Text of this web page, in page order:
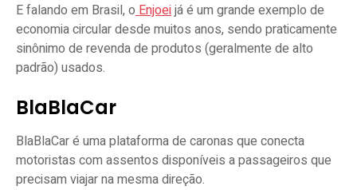
E falando em Brasil, oEnjoeijá é um grande exemplo de
economia circular desde muitos anos, sendo praticamente
sinônimo de revenda de produtos (geralmente de alto
padrão) usados.
BlaBlaCar
BlaBlaCar é uma plataforma de caronas que conecta
motoristas com assentos disponíveis a passageiros que
precisam viajar na mesma direção.